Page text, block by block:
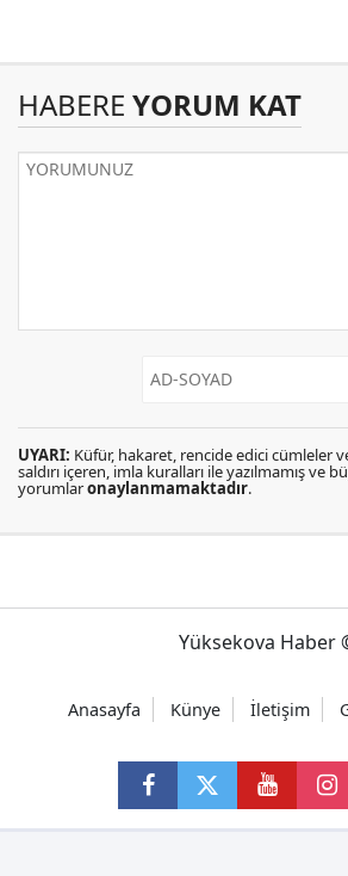
HABERE YORUM KAT
UYARI: Küfür, hakaret, rencide edici cümleler
saldırı içeren, imla kuralları ile yazılmamış ve
yorumlaronaylanmamaktadır.
Yüksekova Haber
Anasayfa Künye İletişim